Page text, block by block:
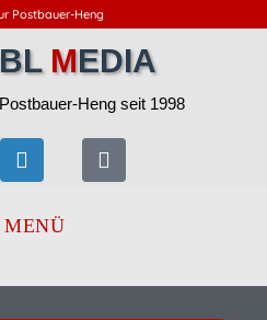
Postbauer-Heng
MEDIA
Heng seit 1998
MENÜ